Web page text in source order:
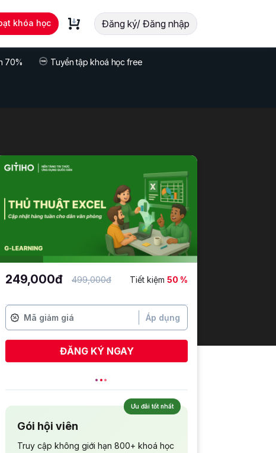
khóa học Đăng ký/ Đăng nhập
70% Tuyển tập khoá học free
249,000đ 499,000đ Tiết kiệm 50 %
Áp dụng
ĐĂNG KÝ NGAY
Ưu đãi tốt nhất
Gói hội viên
Truy cập không giới hạn 800+ khoá học